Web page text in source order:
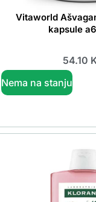
Vitaworld
kapsule
54.10
Nema na stanju